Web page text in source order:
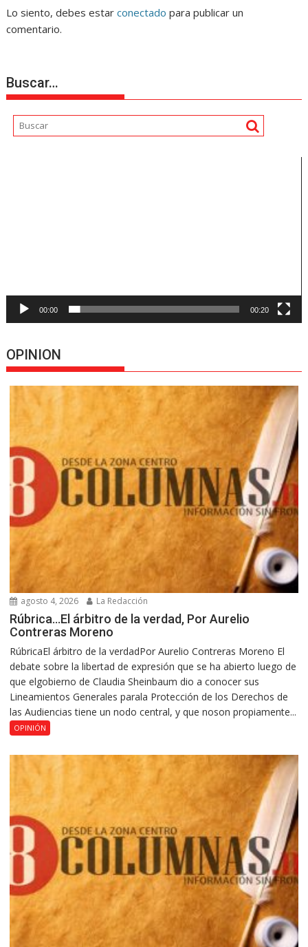
Lo siento, debes estarconectado para publicar un
comentario.
Buscar…
00:00 00:20
OPINION
agosto 4, 2026 La Redacción
Rúbrica…El árbitro de la verdad, Por Aurelio
Contreras Moreno
RúbricaEl árbitro de la verdadPor Aurelio Contreras Moreno El
debate sobre la libertad de expresión que se ha abierto luego de
que elgobierno de Claudia Sheinbaum dio a conocer sus
Lineamientos Generales parala Protección de los Derechos de
las Audiencias tiene un nodo central, y que noson propiamente...
OPINIÓN